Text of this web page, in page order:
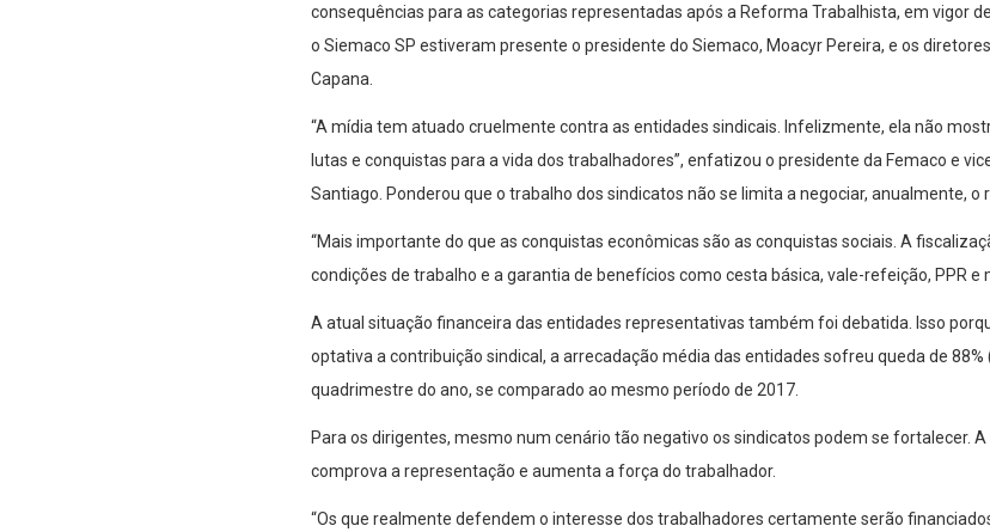
consequências para as categorias representadas após a Reforma Trabalhista, em vigor
o Siemaco SP estiveram presente o presidente do Siemaco, Moacyr Pereira, e os
Capana.
“A mídia tem atuado cruelmente contra as entidades sindicais. Infelizmente, ela não
lutas e conquistas para a vida dos trabalhadores”, enfatizou o presidente da Femaco e
Santiago. Ponderou que o trabalho dos sindicatos não se limita a negociar, anualmente, o
“Mais importante do que as conquistas econômicas são as conquistas sociais. A
condições de trabalho e a garantia de benefícios como cesta básica, vale-refeição, PPR e
A atual situação financeira das entidades representativas também foi debatida. Isso
optativa a contribuição sindical, a arrecadação média das entidades sofreu queda de 88%
quadrimestre do ano, se comparado ao mesmo período de 2017.
Para os dirigentes, mesmo num cenário tão negativo os sindicatos podem se fortalecer.
comprova a representação e aumenta a força do trabalhador.
“Os que realmente defendem o interesse dos trabalhadores certamente serão